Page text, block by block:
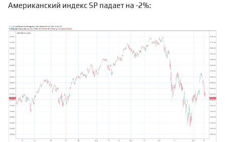
Американский индекс SP падает на -2%: